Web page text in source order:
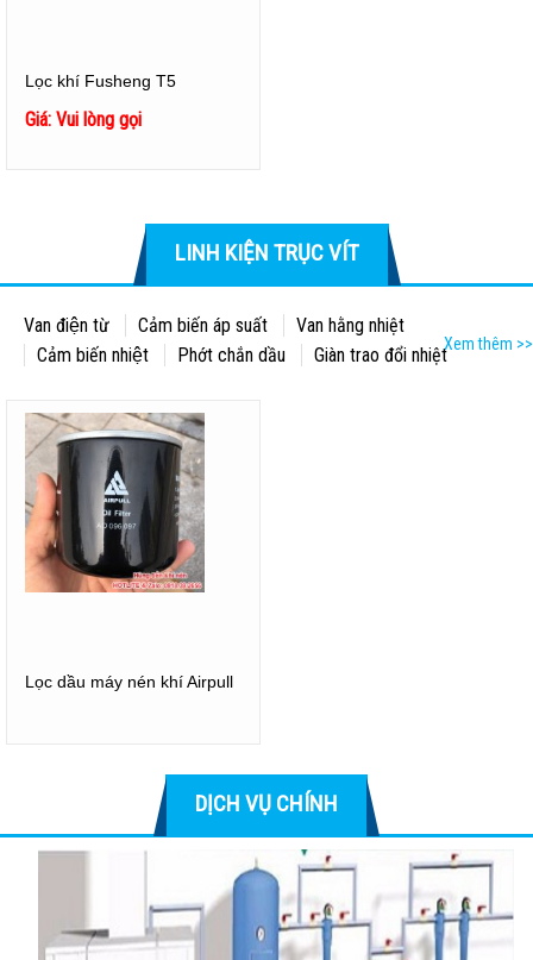
Lọc khí Fusheng T5
Giá: Vui lòng gọi
LINH KIỆN TRỤC VÍT
Van điện từ Cảm biến áp suất
Van hằng nhiệt
Cảm biến nhiệt
Phớt chắn dầu
Giàn trao đổi nhiệt
Tách dầu
Xem thêm >>
Lọc dầu máy nén khí Airpull
DỊCH VỤ CHÍNH